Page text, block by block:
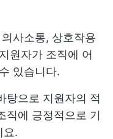
사소통, 상호작용
원자가 조직에 어
있습니다.
탕으로 지원자의 적
직에 긍정적으로 기
요.